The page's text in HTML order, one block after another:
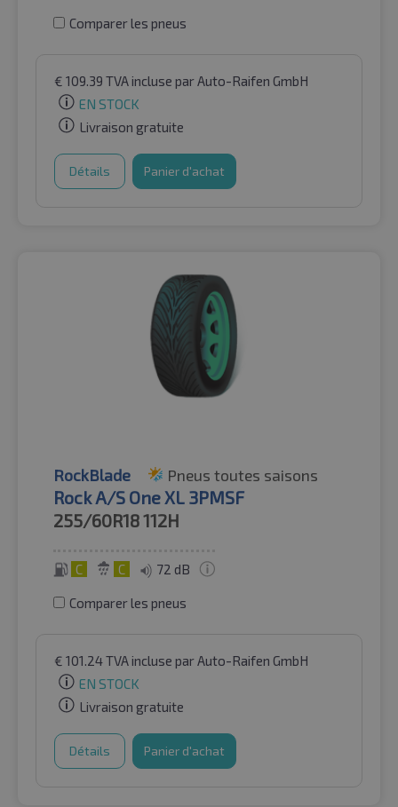
Comparer les pneus
€ 109.39 TVA incluse par Auto-Raifen GmbH
EN STOCK
Livraison gratuite
Détails Panier d'achat
RockBlade Pneus toutes saisons
Rock A/S One XL 3PMSF
255/60R18112H
C C 72 dB
Comparer les pneus
€ 101.24TVA incluse par Auto-Raifen GmbH
EN STOCK
Livraison gratuite
Détails Panier d'achat